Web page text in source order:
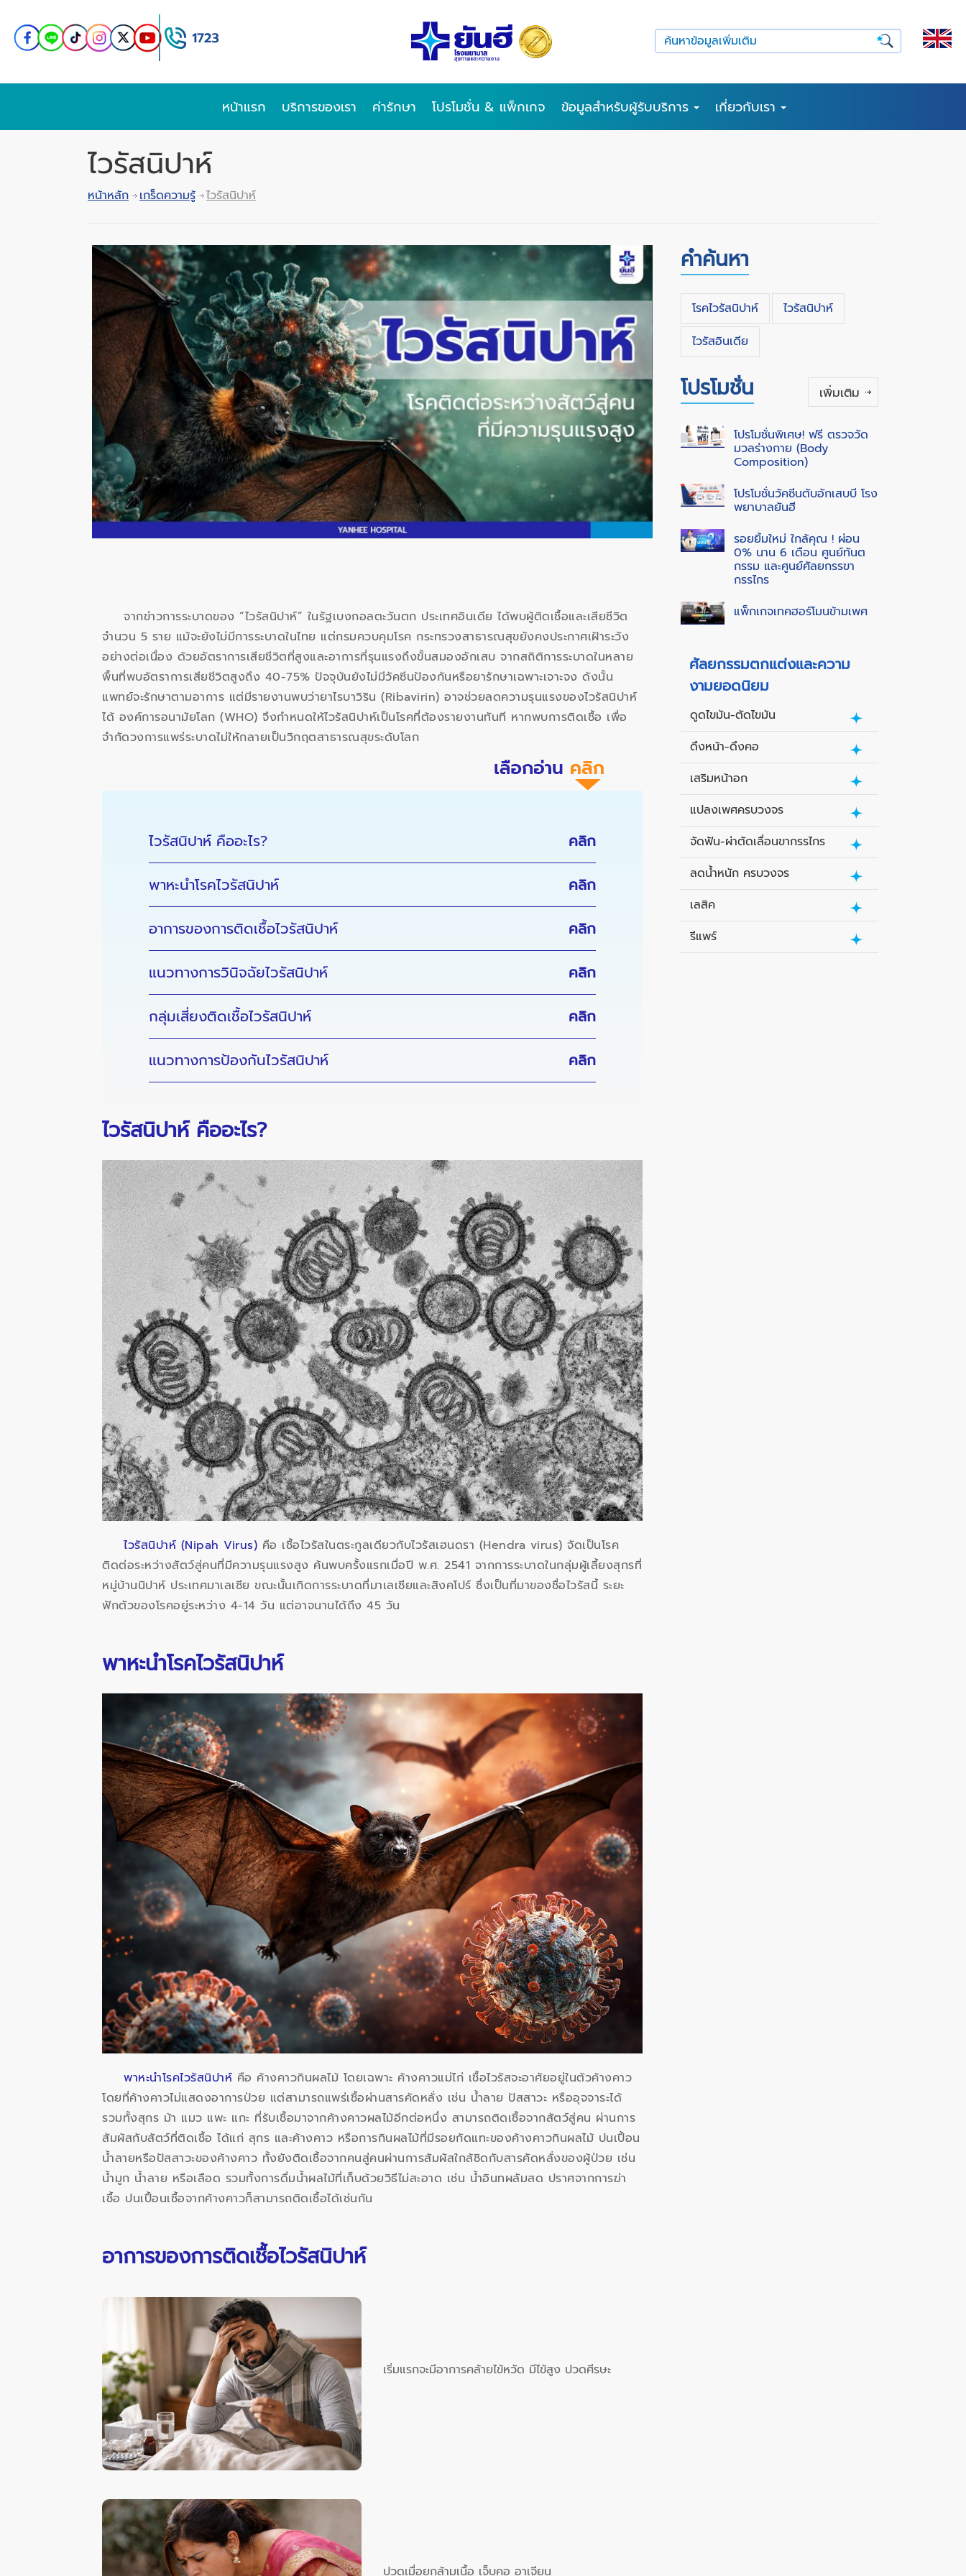
หน้าแรก บริการของเรา ค่ารักษา โปรโมชั่น & แพ็กเกจ ข้อมูลสำหรับผู้รับบริการ เกี่ยวกับเรา
ไวรัสนิปาห์
หน้าหลัก เกร็ดความรู้ ไวรัสนิปาห์
จากข่าวการระบาดของ “ไวรัสนิปาห์” ในรัฐเบงกอลตะวันตก ประเทศอินเดีย ได้พบผู้ติดเชื้อและเสียชีวิต
จำนวน 5 ราย แม้จะยังไม่มีการระบาดในไทย แต่กรมควบคุมโรค กระทรวงสาธารณสุขยังคงประกาศเฝ้าระวัง
อย่างต่อเนื่อง ด้วยอัตราการเสียชีวิตที่สูงและอาการที่รุนแรงถึงขั้นสมองอักเสบ จากสถิติการระบาดในหลาย
พื้นที่พบอัตราการเสียชีวิตสูงถึง 40-75% ปัจจุบันยังไม่มีวัคซีนป้องกันหรือยารักษาเฉพาะเจาะจง ดังนั้น
แพทย์จะรักษาตามอาการ แต่มีรายงานพบว่ายาไรบาวิริน (Ribavirin) อาจช่วยลดความรุนแรงของไวรัสนิปาห์
ได้ องค์การอนามัยโลก (WHO) จึงกำหนดให้ไวรัสนิปาห์เป็นโรคที่ต้องรายงานทันที หากพบการติดเชื้อ เพื่อ
จำกัดวงการแพร่ระบาดไม่ให้กลายเป็นวิกฤตสาธารณสุขระดับโลก
ไวรัสนิปาห์ คืออะไร? คลิก
พาหะนำโรคไวรัสนิปาห์ คลิก
อาการของการติดเชื้อไวรัสนิปาห์ คลิก
แนวทางการวินิจฉัยไวรัสนิปาห์ คลิก
กลุ่มเสี่ยงติดเชื้อไวรัสนิปาห์ คลิก
แนวทางการป้องกันไวรัสนิปาห์ คลิก
ไวรัสนิปาห์ คืออะไร?
ไวรัสนิปาห์ (Nipah Virus) คือ เชื้อไวรัสในตระกูลเดียวกับไวรัสเฮนดรา (Hendra virus) จัดเป็นโรค
ติดต่อระหว่างสัตว์สู่คนที่มีความรุนแรงสูง ค้นพบครั้งแรกเมื่อปี พ.ศ. 2541 จากการระบาดในกลุ่มผู้เลี้ยงสุกรที่
หมู่บ้านนิปาห์ ประเทศมาเลเซีย ขณะนั้นเกิดการระบาดที่มาเลเซียและสิงคโปร์ ซึ่งเป็นที่มาของชื่อไวรัสนี้ ระยะ
ฟักตัวของโรคอยู่ระหว่าง 4-14 วัน แต่อาจนานได้ถึง 45 วัน
พาหะนำโรคไวรัสนิปาห์
พาหะนำโรคไวรัสนิปาห์ คือ ค้างคาวกินผลไม้ โดยเฉพาะ ค้างคาวแม่ไก่ เชื้อไวรัสจะอาศัยอยู่ในตัวค้างคาว
โดยที่ค้างคาวไม่แสดงอาการป่วย แต่สามารถแพร่เชื้อผ่านสารคัดหลั่ง เช่น น้ำลาย ปัสสาวะ หรืออุจจาระได้
รวมทั้งสุกร ม้า แมว แพะ แกะ ที่รับเชื้อมาจากค้างคาวผลไม้อีกต่อหนึ่ง สามารถติดเชื้อจากสัตว์สู่คน ผ่านการ
สัมผัสกับสัตว์ที่ติดเชื้อ ได้แก่ สุกร และค้างคาว หรือการกินผลไม้ที่มีรอยกัดแทะของค้างคาวกินผลไม้ ปนเปื้อน
น้ำลายหรือปัสสาวะของค้างคาว ทั้งยังติดเชื้อจากคนสู่คนผ่านการสัมผัสใกล้ชิดกับสารคัดหลั่งของผู้ป่วย เช่น
น้ำมูก น้ำลาย หรือเลือด รวมทั้งการดื่มน้ำผลไม้ที่เก็บด้วยวิธีไม่สะอาด เช่น น้ำอินทผลัมสด ปราศจากการฆ่า
เชื้อ ปนเปื้อนเชื้อจากค้างคาวก็สามารถติดเชื้อได้เช่นกัน
อาการของการติดเชื้อไวรัสนิปาห์
เริ่มแรกจะมีอาการคล้ายไข้หวัด มีไข้สูง ปวดศีรษะ
ปวดเมื่อยกล้ามเนื้อ เจ็บคอ อาเจียน
คำค้นหา
โรคไวรัสนิปาห์
ไวรัสนิปาห์
ไวรัสอินเดีย
โปรโมชั่น เพิ่มเติม
โปรโมชั่นพิเศษ! ฟรี ตรวจวัด
มวลร่างกาย (Body
Composition)
โปรโมชั่นวัคซีนตับอักเสบบี โรง
พยาบาลยันฮี
รอยยิ้มใหม่ ใกล้คุณ ! ผ่อน
0% นาน 6 เดือน ศูนย์ทันต
กรรม และศูนย์ศัลยกรรขา
กรรไกร
แพ็กเกจเทคฮอร์โมนข้ามเพศ
ศัลยกรรมตกแต่งและความ
งามยอดนิยม
ดูดไขมัน-ตัดไขมัน
ดึงหน้า-ดึงคอ
เสริมหน้าอก
แปลงเพศครบวงจร
จัดฟัน-ผ่าตัดเลื่อนขากรรไกร
ลดน้ำหนัก ครบวงจร
เลสิค
รีแพร์